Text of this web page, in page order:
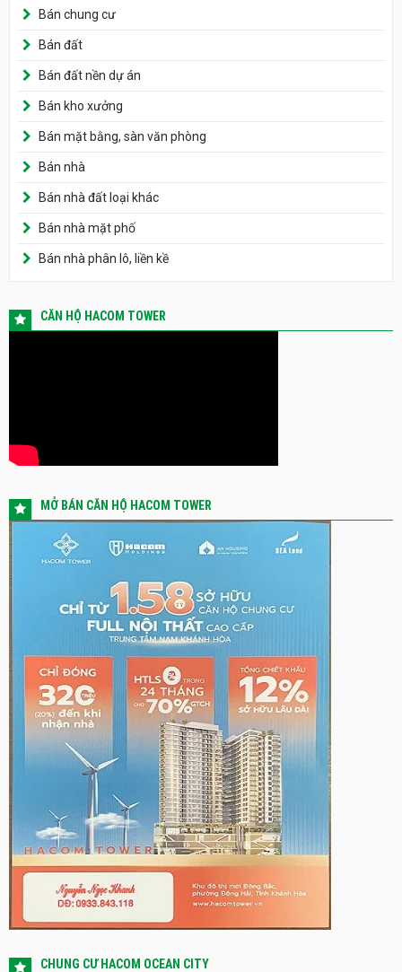
Bán chung cư
Bán đất
Bán đất nền dự án
Bán kho xưởng
Bán mặt bằng, sàn văn phòng
Bán nhà
Bán nhà đất loại khác
Bán nhà mặt phố
Bán nhà phân lô, liền kề
CĂN HỘ HACOM TOWER
MỞ BÁN CĂN HỘ HACOM TOWER
CHUNG CƯ HACOM OCEAN CITY